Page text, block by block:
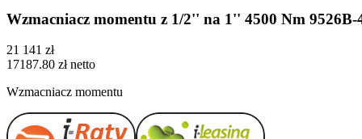
Wzmacniacz momentu z 1/2'' na 1'' 4500 Nm
21 141 zł
17187.80 zł netto
Wzmacniacz momentu